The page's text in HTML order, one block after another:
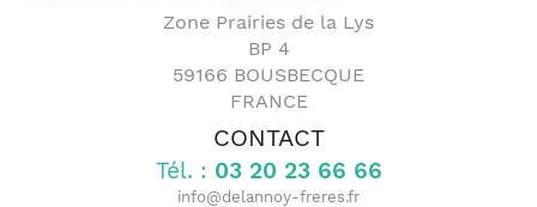
Zone Prairies de la Lys
BP 4
59166 BOUSBECQUE
FRANCE
CONTACT
Tél. : 03 20 23 66 66
info@delannoy-freres.fr